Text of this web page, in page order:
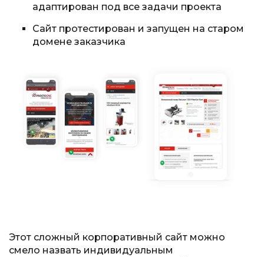
адаптирован под все задачи проекта
Сайт протестирован и запущен на старом
домене заказчика
Этот сложный корпоративный сайт можно
смело назвать индивидуальным